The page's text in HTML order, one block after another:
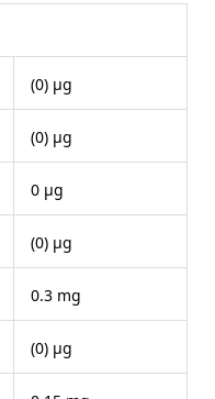
(0) μg
(0) μg
0 μg
(0) μg
0.3 mg
(0) μg